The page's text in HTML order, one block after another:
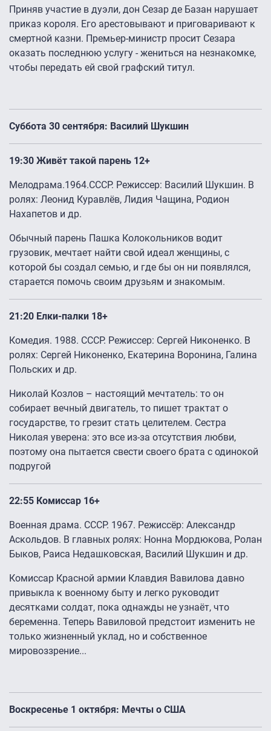
Приняв участие в дуэли, дон Сезар де Базан нарушает
приказ короля. Его арестовывают и приговаривают к
смертной казни. Премьер-министр просит Сезара
оказать последнюю услугу - жениться на незнакомке,
чтобы передать ей свой графский титул.
Суббота 30 сентября: Василий Шукшин
19:30 Живёт такой парень 12+
Мелодрама.1964.СССР. Режиссер: Василий Шукшин. В
ролях: Леонид Куравлёв, Лидия Чащина, Родион
Нахапетов и др.
Обычный парень Пашка Колокольников водит
грузовик, мечтает найти свой идеал женщины, с
которой бы создал семью, и где бы он ни появлялся,
старается помочь своим друзьям и знакомым.
21:20 Елки-палки 18+
Комедия. 1988. СССР. Режиссер: Сергей Никоненко. В
ролях: Сергей Никоненко, Екатерина Воронина, Галина
Польских и др.
Николай Козлов – настоящий мечтатель: то он
собирает вечный двигатель, то пишет трактат о
государстве, то грезит стать целителем. Сестра
Николая уверена: это все из-за отсутствия любви,
поэтому она пытается свести своего брата с одинокой
подругой
22:55 Комиссар 16+
Военная драма. СССР. 1967. Режиссёр: Александр
Аскольдов. В главных ролях: Нонна Мордюкова, Ролан
Быков, Раиса Недашковская, Василий Шукшин и др.
Комиссар Красной армии Клавдия Вавилова давно
привыкла к военному быту и легко руководит
десятками солдат, пока однажды не узнаёт, что
беременна. Теперь Вавиловой предстоит изменить не
только жизненный уклад, но и собственное
мировоззрение...
Воскресенье 1 октября: Мечты о США